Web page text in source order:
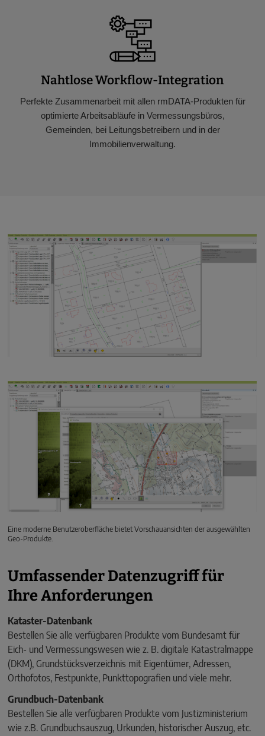
Nahtlose Workflow-Integration
Perfekte Zusammenarbeit mit allen rmDATA-Produkten für
optimierte Arbeitsabläufe in Vermessungsbüros,
Gemeinden, bei Leitungsbetreibern und in der
Immobilienverwaltung.
Eine moderne Benutzeroberfläche bietet Vorschauansichten der ausgewählten
Geo-Produkte.
Umfassender Datenzugriff für
Ihre Anforderungen
Kataster-Datenbank
Bestellen Sie alle verfügbaren Produkte vom Bundesamt für
Eich- und Vermessungswesen wie z. B. digitale Katastralmappe
(DKM), Grundstücksverzeichnis mit Eigentümer, Adressen,
Orthofotos, Festpunkte, Punkttopografien und viele mehr.
Grundbuch-Datenbank
Bestellen Sie alle verfügbaren Produkte vom Justizministerium
wie z.B. Grundbuchsauszug, Urkunden, historischer Auszug, etc.